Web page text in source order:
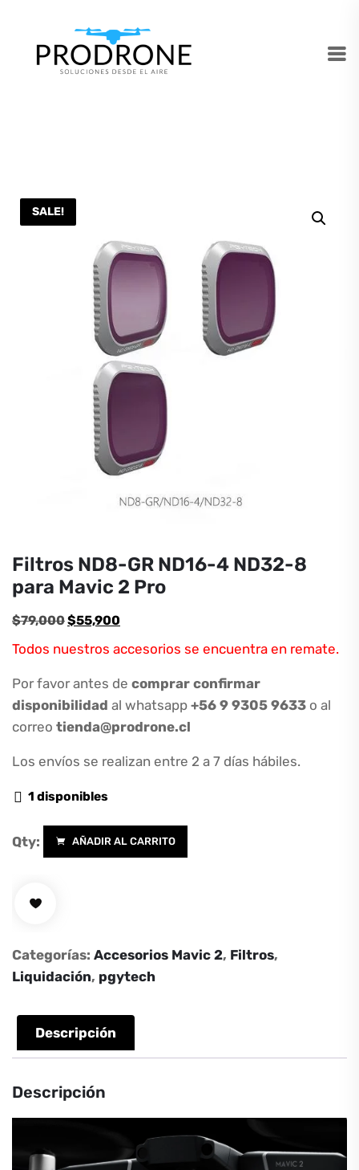
SALE!
Filtros ND8-GR ND16-4 ND32-8
para Mavic 2 Pro
$79,000El
original
era:
$79,000.
$55,900
actual
es:
$55,900.
Todos nuestros accesorios se encuentra en remate.
Por favor antes de comprar confirmar
disponibilidad al whatsapp +56 9 9305 9633 o al
correo tienda@prodrone.cl
Los envíos se realizan entre 2 a 7 días hábiles.
1 disponibles
Qty:
GR
ND32-
8
Mavic
2
cantidad
AÑADIR AL CARRITO
Categorías: Accesorios Mavic 2, Filtros,
Liquidación, pgytech
Descripción
Descripción